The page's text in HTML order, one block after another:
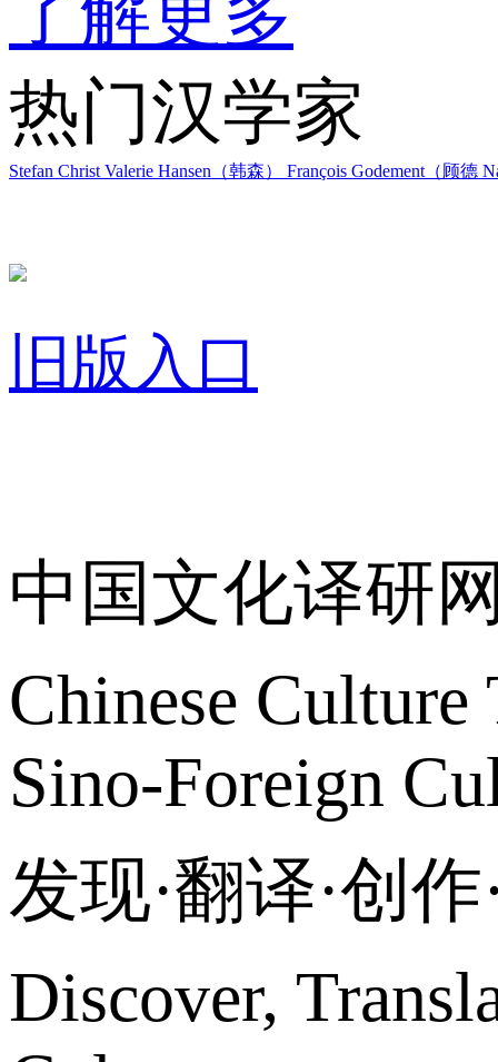
热门汉学家
Stefan Christ Valerie Hansen（韩森） François Godement（顾德
旧版入口
中国文化译研
Chinese
Sino-Foreign
发现·翻译·创
Discover,